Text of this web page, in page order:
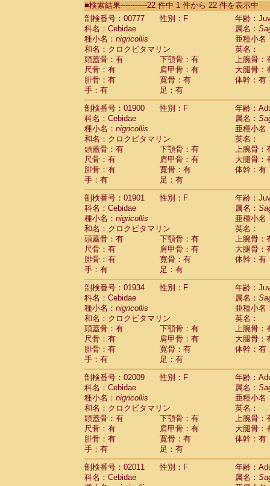
CebidaeSaguinus labiatus(0)
Cebidae Saguinus leucopus (2)
Cebidae
CebidaeSaguinus mystax
CebidaeSaguinus nigricollis (22)
Cebidae Saguinus oedipus
Cebidae Saguinus weddelli
Cebidae Saguinusspp.
Cebidae Aotus trivirgatus
Cebidae Cebus albifrons
Cebidae
CebidaeCebus capucinus
CebidaeCebus nigrivittatus
Cebidae Cebusspp.(0)
Cebidae Saimiri boliviensis
Cebidae Saimiri sciureus
Atelidae Alouatta caraya
AtelidaeAlouatta fusca
AtelidaeAlouatta seniculus
Atelidae
AtelidaeAteles belzebuth
Atelidae Ateles geoffroyi
Atelidae Ateles paniscus
Atelidae Atelesspp.
Atelidae Lagothrix lagothricha
AtelidaeLagothrix lagothricha cana(0)
Pitheciidae
Cacajao calvus
Pitheciidae
Callicebus cupreus(2)
Pitheciidae Callicebus donacophilus(0)
PitheciidaeCallicebus moloch(0)
Pitheciidae Callicebus torquatus(0)
Pitheciidae Callicebus
Pitheciidae Chiropotes satanas
Pitheciidae Pithecia monachus
Pitheciidae Pithecia pithecia (0)
Cercopithecidae Cercocebus agilis (0)
Cercopithecidae
Cercocebus
Cercopithecidae
Cercocebus
CercopithecidaeCercocebus
CercopithecidaeCercocebus
CercopithecidaeCercocebus hybrid(2)
CercopithecidaeCercocebus
CercopithecidaeLophocebus
Cercopithecidae
(1)
■検索結果-----------22 件中 1 件から 22 件を表示中
剖検番号：00777
性別：F
年齢：
科名：Cebidae
属名：
種小名： nigricollis
亜種小名
和名：クロクビタマリン
英名：
頭蓋骨：有
下顎骨：有
上腕骨：
尺骨：有
肩甲骨：有
大腿骨：
腓骨：有
寛骨：有
体幹：有
手：有
足：有
剖検番号：01900
性別：F
年齢：
科名：Cebidae
属名：
種小名： nigricollis
亜種小名
和名：クロクビタマリン
英名：
頭蓋骨：有
下顎骨：有
上腕骨：
尺骨：有
肩甲骨：有
大腿骨：
腓骨：有
寛骨：有
体幹：有
手：有
足：有
剖検番号：01901
性別：F
年齢：
科名：Cebidae
属名：
種小名： nigricollis
亜種小名
和名：クロクビタマリン
英名：
頭蓋骨：有
下顎骨：有
上腕骨：
尺骨：有
肩甲骨：有
大腿骨：
腓骨：有
寛骨：有
体幹：有
手：有
足：有
剖検番号：01934
性別：F
年齢：
科名：Cebidae
属名：
種小名： nigricollis
亜種小名
和名：クロクビタマリン
英名：
頭蓋骨：有
下顎骨：有
上腕骨：
尺骨：有
肩甲骨：有
大腿骨：
腓骨：有
寛骨：有
体幹：有
手：有
足：有
剖検番号：02009
性別：F
年齢：
科名：Cebidae
属名：
種小名： nigricollis
亜種小名
和名：クロクビタマリン
英名：
頭蓋骨：有
下顎骨：有
上腕骨：
尺骨：有
肩甲骨：有
大腿骨：
腓骨：有
寛骨：有
体幹：有
手：有
足：有
剖検番号：02011
性別：F
年齢：
科名：Cebidae
属名：